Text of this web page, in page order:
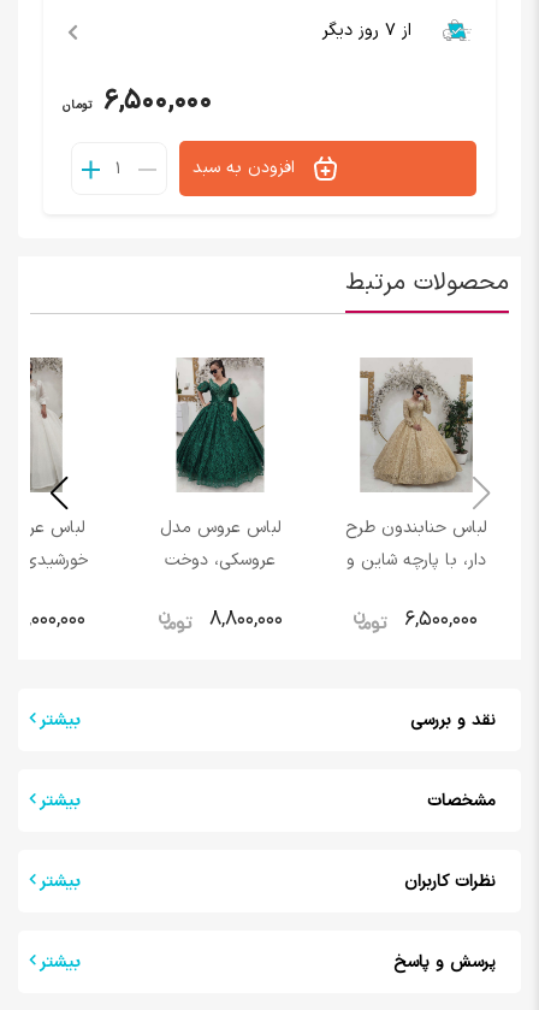
از 7 روز دیگر
6,500,000 تومان
افزودن به سبد
محصولات مرتبط
لباس حنابندون طرح
دار، با پارچه شاین و
درخشان
6,500,000
لباس عروس مدل
عروسکی، دوخت
و رنگ سبز زمرد مدل
8,800,000
لباس
خورشیدی با
8,000,000
نقد و بررسی بیشتر
مشخصات بیشتر
نظرات کاربران بیشتر
پرسش و پاسخ بیشتر